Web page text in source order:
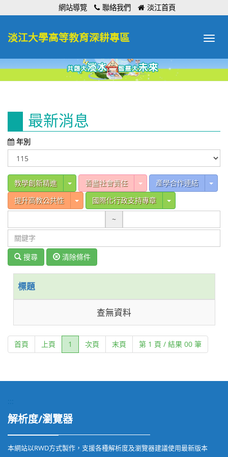
網站導覽 聯絡我們 淡江首頁
Toggle
淡江大學高等教育深耕專區
最新消息
年別
教學創新精進 Toggle Dropdown
善盡社會責任 Toggle Dropdown
產學合作連結
提升高教公共性
Toggle Dropdown
國際化行政支持專章
Toggle
~
搜尋 清除條件
標題
查無資料
首頁 上頁 1 (current)
次頁 末頁 第 1 頁 / 結果 00 筆
解析度/瀏覽器
本網站以RWD方式製作，支援各種解析度及瀏覽器建議使用最新版本